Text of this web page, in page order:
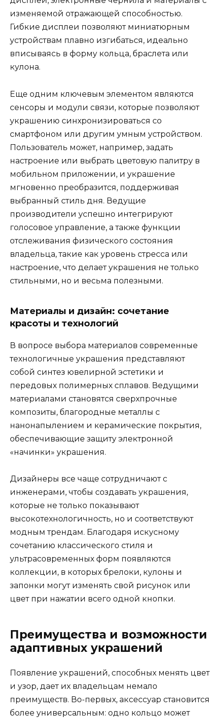
изменяемой отражающей способностью.
Гибкие дисплеи позволяют миниатюрным
устройствам плавно изгибаться, идеально
вписываясь в форму кольца, браслета или
кулона.
Еще одним ключевым элементом являются
сенсоры и модули связи, которые позволяют
украшению синхронизироваться со
смартфоном или другим умным устройством.
Пользователь может, например, задать
настроение или выбрать цветовую палитру в
мобильном приложении, и украшение
мгновенно преобразится, поддерживая
выбранный стиль дня. Ведущие
производители успешно интегрируют
голосовое управление, а также функции
отслеживания физического состояния
владельца, такие как уровень стресса или
настроение, что делает украшения не только
стильными, но и весьма полезными.
Материалы и дизайн: сочетание
красоты и технологий
В вопросе выбора материалов современные
технологичные украшения представляют
собой синтез ювелирной эстетики и
передовых полимерных сплавов. Ведущими
материалами становятся сверхпрочные
композиты, благородные металлы с
нанонапылением и керамические покрытия,
обеспечивающие защиту электронной
«начинки» украшения.
Дизайнеры все чаще сотрудничают с
инженерами, чтобы создавать украшения,
которые не только показывают
высокотехнологичность, но и соответствуют
модным трендам. Благодаря искусному
сочетанию классического стиля и
ультрасовременных форм появляются
коллекции, в которых брелоки, кулоны и
запонки могут изменять свой рисунок или
цвет при нажатии всего одной кнопки.
Преимущества и возможности
адаптивных украшений
Появление украшений, способных менять цвет
и узор, дает их владельцам немало
преимуществ. Во-первых, аксессуар становится
более универсальным: одно кольцо может